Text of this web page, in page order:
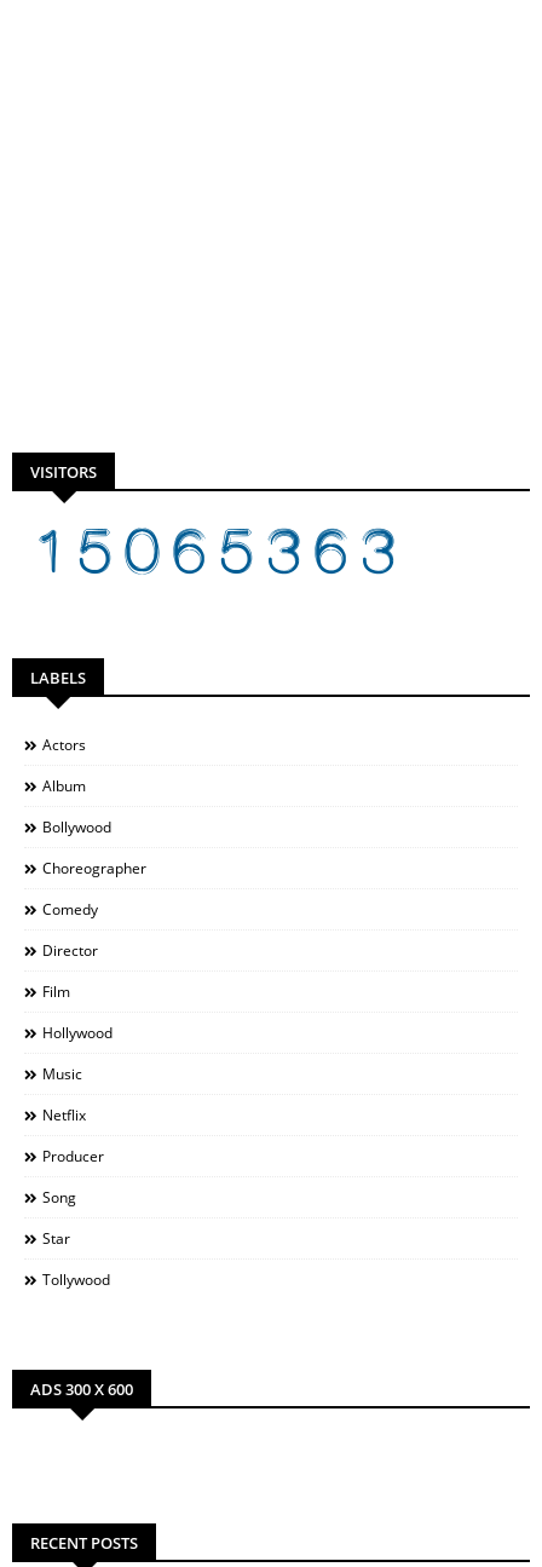
VISITORS
LABELS
Actors
Album
Bollywood
Choreographer
Comedy
Director
Film
Hollywood
Music
Netflix
Producer
Song
Star
Tollywood
ADS 300 X 600
RECENT POSTS